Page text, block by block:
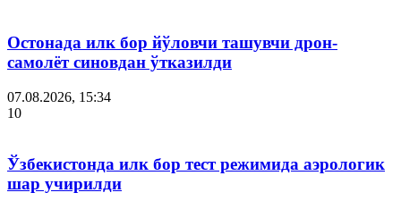
Остонада илк бор йўловчи ташувчи дрон-
самолёт синовдан ўтказилди
07.08.2026, 15:34
10
Ўзбекистонда илк бор тест режимида аэрологик
шар учирилди